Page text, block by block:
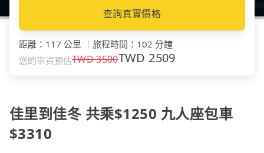
查詢真實價格
距離 ： 117 公里 旅程時間 ： 102 分鐘
您的車資預估TWD3500TWD 2509
佳里到佳冬 共乘$1250 九人座包車
$3310